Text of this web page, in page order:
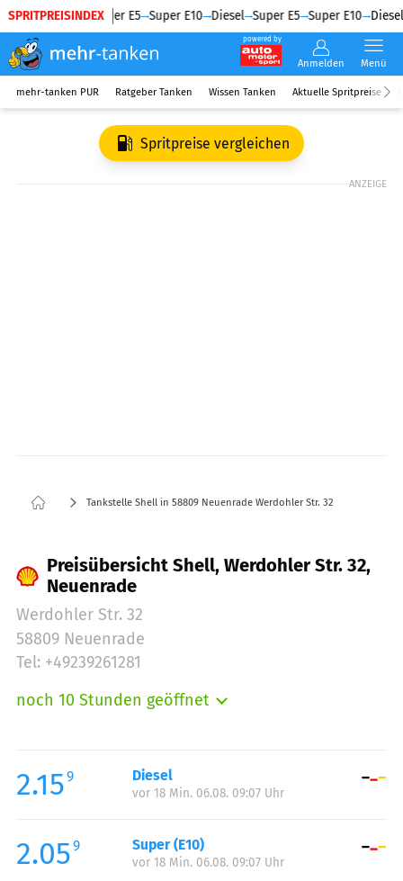
SPRITPREISINDEX
Diesel Super E5 Super E10 Diesel Super E5 Super E10 Diesel
powered by
Anmelden Menü
mehr-tanken PUR Ratgeber Tanken Wissen Tanken Aktuelle Spritpreise
Spritpreise vergleichen
ANZEIGE
Tankstelle Shell in 58809 Neuenrade Werdohler Str. 32
Preisübersicht Shell, Werdohler Str. 32,
Neuenrade
Werdohler Str. 32
58809 Neuenrade
Tel: +49239261281
noch 10 Stunden geöffnet
Mittwoch:
05:00-22:00
Donnerstag:
Samstag:
05:00-22:00
Sonntag:
2.159 Diesel
vor 18 Min. 06.08. 09:07 Uhr
2.059 Super (E10)
vor 18 Min. 06.08. 09:07 Uhr